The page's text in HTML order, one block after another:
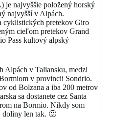
je najvyššie položený horský
najvyšší v Alpách.
cyklistických pretekov Giro
cieľom pretekov Grand
Pass kultový alpský
Alpách v Taliansku, medzi
v provincii Sondrio.
od Bolzana a iba 200 metrov
sa dostanete cez Santa
na Bormio. Nikdy som
doliny len tak. 🙂